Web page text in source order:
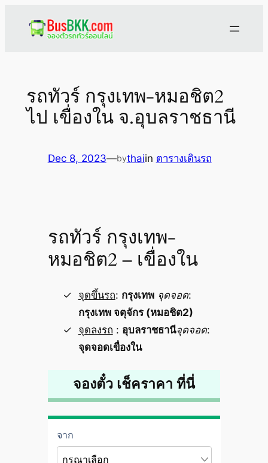
รถทัวร์ กรุงเทพ-หมอชิต2
ไป เขื่องใน จ.อุบลราชธานี
Dec 8, 2023—bythaiin ตารางเดินรถ
รถทัวร์ กรุงเทพ-
หมอชิต2 – เขื่องใน
จุดขึ้นรถ: กรุงเทพ จุดจอด:
กรุงเทพ จตุจักร (หมอชิต2)
จุดลงรถ : อุบลราชธานีจุดจอด:
จุดจอดเขื่องใน
จองตั๋ว เช็คราคา ที่นี่